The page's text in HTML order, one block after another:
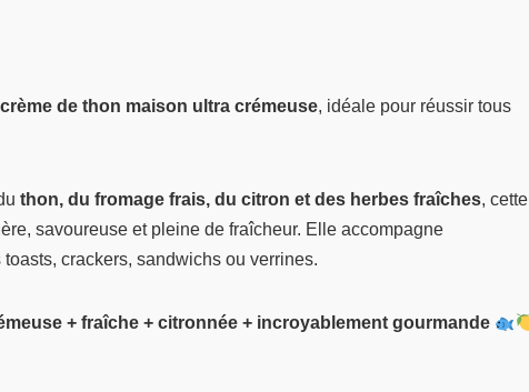
crème de thon maison ultra crémeuse, idéale pour réussir tous
thon, du fromage frais, du citron et des herbes fraîches, cette
savoureuse et pleine de fraîcheur. Elle accompagne
toasts, crackers, sandwichs ou verrines.
+ fraîche + citronnée + incroyablement gourmande